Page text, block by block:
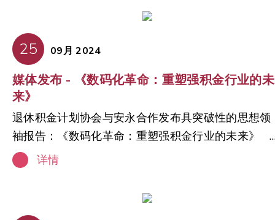
休保障的机遇。 1. 稳固的退休保障基础 强积金制度
约三分之一的僱员拥有退休保障。现时僱主及僱员的
强积金参与率已达 100%，自僱人士的参与率亦达
89%。参与率是衡量退休金制度使用率及未来趋势的
重要指标。 截至 2025 年 9 月，强积金资产规模突
破 1.5 万亿港元，较 10 年前增长 130%，充分展示
度能协助成员于在职期间累积可观的退休储备。 2.
会成效持续提升 强积金制度加强了市民的长期财务责
升至 2022 年的 41.5%，反映退休人士的收入保障有
所改善。强积金推出前，超过四成长者的收入低于社
25 09月 2024
媒体发布 - 《数码化革命：重塑强积金行业的未
来》
退休积金计划协会与安永合作发布具突破性的思想领
袖报告：《数码化革命：重塑强积金行业的未来》
港－退休积金计划协会（PSA）今日宣布发布一份题
为《数码化革命：重塑强积金行业的未来》的全新思
想领袖报告。该报告是与安永咨询服务有限公司
详情